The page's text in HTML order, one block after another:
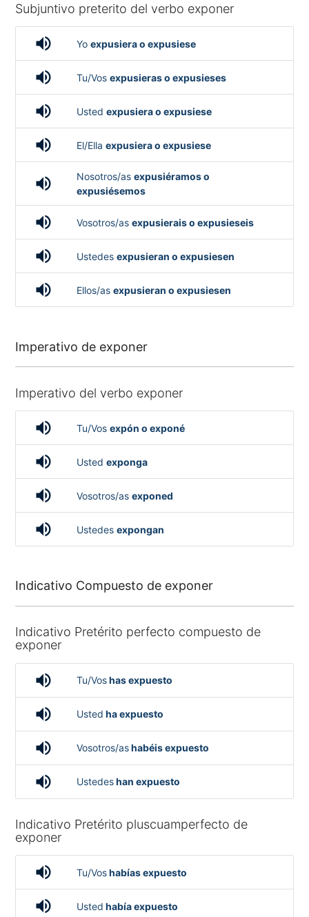
Subjuntivo preterito del verbo exponer
volume_up Yo expusiera o expusiese
volume_up Tu/Vos expusieras o expusieses
volume_up Usted expusiera o expusiese
volume_up El/Ella expusiera o expusiese
volume_up Nosotros/as expusiéramos o
expusiésemos
volume_up Vosotros/as expusierais o expusieseis
volume_up Ustedes expusieran o expusiesen
volume_up Ellos/as expusieran o expusiesen
Imperativo de exponer
Imperativo del verbo exponer
volume_up Tu/Vos expón o exponé
volume_up Usted exponga
volume_up Vosotros/as exponed
volume_up Ustedes expongan
Indicativo Compuesto de exponer
Indicativo Pretérito perfecto compuesto de
exponer
volume_up Tu/Voshas expuesto
volume_up Usted ha expuesto
volume_up Vosotros/ashabéis expuesto
volume_up Ustedeshan expuesto
Indicativo Pretérito pluscuamperfecto de
exponer
volume_up Tu/Voshabías expuesto
volume_up Usted había expuesto